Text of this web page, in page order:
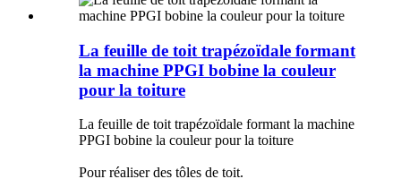
La feuille de toit trapézoïdale formant
la machine PPGI bobine la couleur
pour la toiture
La feuille de toit trapézoïdale formant la machine
PPGI bobine la couleur pour la toiture
Pour réaliser des tôles de toit.